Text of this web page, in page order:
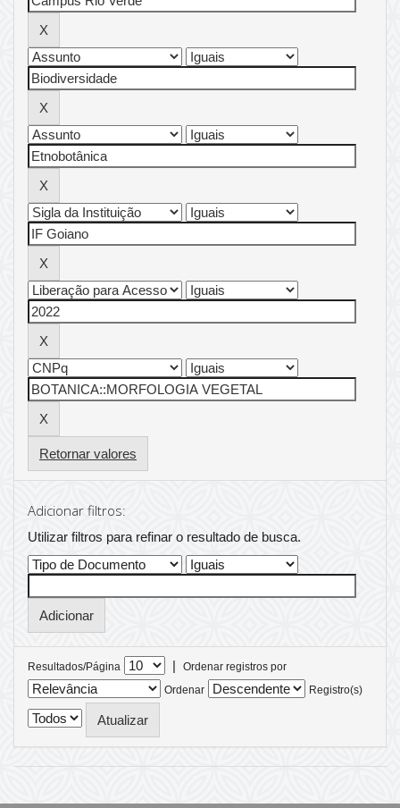
Retornar valores
Adicionar filtros:
Utilizar filtros para refinar o resultado de busca.
Resultados/Página |
Ordenar registros por
Ordenar
Registro(s)